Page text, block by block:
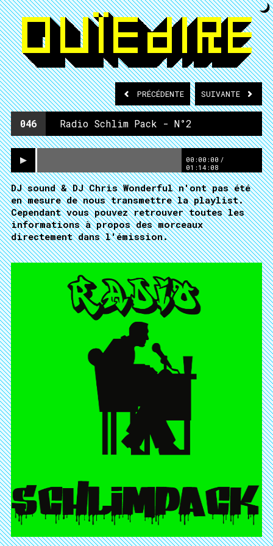
PRÉCÉDENTE SUIVANTE
046 Radio Schlim Pack - N°2
00:00:00 /
01:14:08
DJ sound & DJ Chris Wonderful n'ont pas été
en mesure de nous transmettre la playlist.
Cependant vous pouvez retrouver toutes les
informations à propos des morceaux
directement dans l'émission.